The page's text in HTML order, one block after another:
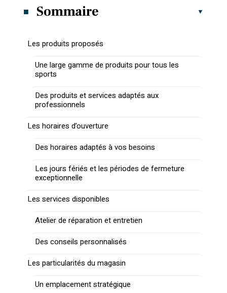
Sommaire
Les produits proposés
Une large gamme de produits pour tous les
sports
Des produits et services adaptés aux
professionnels
Les horaires d’ouverture
Des horaires adaptés à vos besoins
Les jours fériés et les périodes de fermeture
exceptionnelle
Les services disponibles
Atelier de réparation et entretien
Des conseils personnalisés
Les particularités du magasin
Un emplacement stratégique